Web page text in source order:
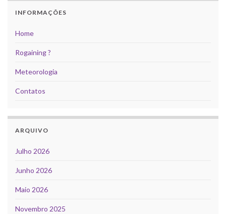
INFORMAÇÕES
Home
Rogaining ?
Meteorologia
Contatos
ARQUIVO
Julho 2026
Junho 2026
Maio 2026
Novembro 2025